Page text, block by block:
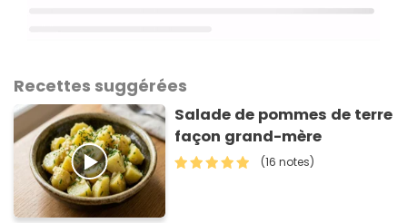
Recettes suggérées
Salade de pommes de terre
façon grand-mère
(16 notes)